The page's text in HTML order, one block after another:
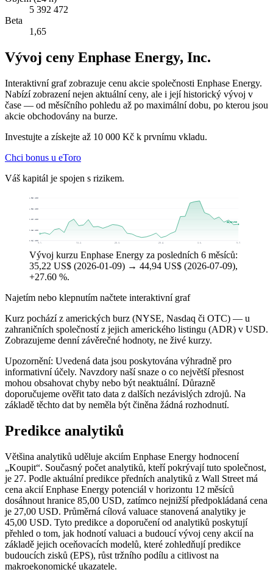
5 392 472
Beta
1,65
Vývoj ceny Enphase Energy, Inc.
Interaktivní graf zobrazuje cenu akcie společnosti Enphase Energy.
Nabízí zobrazení nejen aktuální ceny, ale i její historický vývoj v
čase — od měsíčního pohledu až po maximální dobu, po kterou jsou
akcie obchodovány na burze.
Investujte a získejte až 10 000 Kč k prvnímu vkladu.
Chci bonus u eToro
Váš kapitál je spojen s rizikem.
28,16 US$
39,13 US$
50,10 US$
61,08 US$
72,05 US$
9. 1. 13. 2. 20. 3. 29. 4. 9. 7.
44,94 US$
Vývoj kurzu Enphase Energy za posledních 6 měsíců:
35,22 US$ (2026-01-09) → 44,94 US$ (2026-07-09),
+27.60 %.
Najetím nebo klepnutím načtete interaktivní graf
Kurz pochází z amerických burz (NYSE, Nasdaq či OTC) — u
zahraničních společností z jejich amerického listingu (ADR) v USD.
Zobrazujeme denní závěrečné hodnoty, ne živé kurzy.
Upozornění: Uvedená data jsou poskytována výhradně pro
informativní účely. Navzdory naší snaze o co největší přesnost
mohou obsahovat chyby nebo být neaktuální. Důrazně
doporučujeme ověřit tato data z dalších nezávislých zdrojů. Na
základě těchto dat by neměla být činěna žádná rozhodnutí.
Predikce analytiků
Většina analytiků uděluje akciím Enphase Energy hodnocení
„Koupit“. Současný počet analytiků, kteří pokrývají tuto společnost,
je 27. Podle aktuální predikce předních analytiků z Wall Street má
cena akcií Enphase Energy potenciál v horizontu 12 měsíců
dosáhnout hranice 85,00 USD, zatímco nejnižší předpokládaná cena
je 27,00 USD. Průměrná cílová valuace stanovená analytiky je
45,00 USD. Tyto predikce a doporučení od analytiků poskytují
přehled o tom, jak hodnotí valuaci a budoucí vývoj ceny akcií na
základě jejich oceňovacích modelů, které zohledňují predikce
budoucích zisků (EPS), růst tržního podílu a citlivost na
makroekonomické ukazatele.